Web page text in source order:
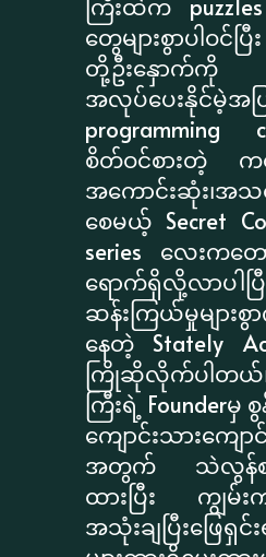
ကြီးထဲက
တွေများစွာပါဝင်ပ
တို့ဦးနှောက်ကို က
အလုပ်ပေးနိုင်မဲ့အပ
programming
စိတ်ဝင်စားတဲ့
အကောင်းဆုံး၊အသ
စေမယ့် Secret
series လေးက
ရောက်ရှိလို့လာပါ
ဆန်းကြယ်မှုများစွ
နေတဲ့ Stately
ကြိုဆိုလိုက်ပါတယ်။
ကြီးရဲ့ Founderမှ
ကျောင်းသားကျေ
အတွက် သဲလွန်စမျ
ထားပြီး ကျွမ်းက
အသုံးချပြီးဖြေရှ